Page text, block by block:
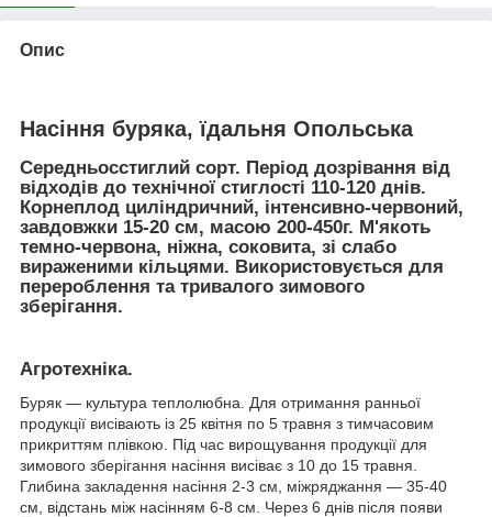
Опис
Насіння буряка, їдальня Опольська
Середньосстиглий сорт. Період дозрівання від
відходів до технічної стиглості 110-120 днів.
Корнеплод циліндричний, інтенсивно-червоний,
завдовжки 15-20 см, масою 200-450г. М'якоть
темно-червона, ніжна, соковита, зі слабо
вираженими кільцями. Використовується для
перероблення та тривалого зимового
зберігання.
Агротехніка.
Буряк — культура теплолюбна. Для отримання ранньої
продукції висівають із 25 квітня по 5 травня з тимчасовим
прикриттям плівкою. Під час вирощування продукції для
зимового зберігання насіння висіває з 10 до 15 травня.
Глибина закладення насіння 2-3 см, міжряджання — 35-40
см, відстань між насінням 6-8 см. Через 6 днів після появи